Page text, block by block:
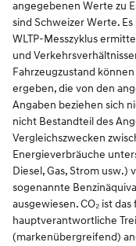
angegebenen Werte zu
sind Schweizer Werte.
WLTP-Messzyklus
und
Fahrzeugzustand
ergeben, die von den
Angaben beziehen sich
nicht Bestandteil des
Vergleichszwecken
Energieverbräuche
Diesel, Gas, Strom usw.)
sogenannte
ausgewiesen. CO₂ ist
hauptverantwortliche
(markenübergreifend)